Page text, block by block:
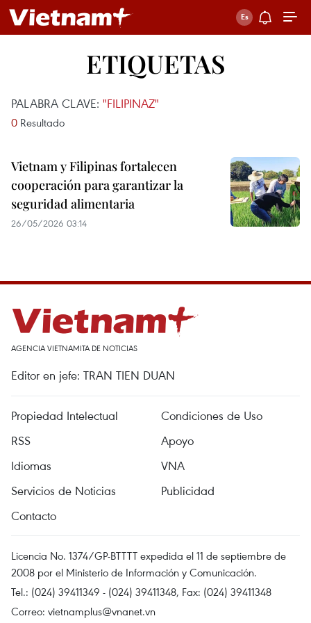
ETIQUETAS
PALABRA CLAVE: "FILIPINAZ"
0 Resultado
Vietnam y Filipinas fortalecen
cooperación para garantizar la
seguridad alimentaria
26/05/2026 03:14
AGENCIA VIETNAMITA DE NOTICIAS
Editor en jefe: TRAN TIEN DUAN
Propiedad Intelectual
Condiciones de Uso
RSS
Apoyo
Idiomas
VNA
Servicios de Noticias
Publicidad
Contacto
Licencia No. 1374/GP-BTTTT expedida el 11 de septiembre de
2008 por el Ministerio de Información y Comunicación.
Tel.: (024) 39411349 - (024) 39411348, Fax: (024) 39411348
Correo: vietnamplus@vnanet.vn